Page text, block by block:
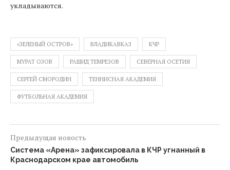
укладываются.
«ЗЕЛЕНЫЙ ОСТРОВ» ВЛАДИКАВКАЗ КЧР
МУРАТ ОЗОВ РАШИД ТЕМРЕЗОВ СЕВЕРНАЯ ОСЕТИЯ
СЕРГЕЙ СМОРОДИН ТЕННИСНАЯ АКАДЕМИЯ
ФУТБОЛЬНАЯ АКАДЕМИЯ
Предыдущая новость
Система «Арена» зафиксировала в КЧР угнанный в
Краснодарском крае автомобиль